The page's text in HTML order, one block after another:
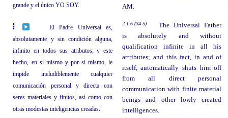
grande y el único YO SOY.
AM.
El Padre Universal es,
absolutamente y sin condición alguna,
infinito en todos sus atributos; y este
hecho, en sí mismo y por sí mismo, le
impide ineludiblemente cualquier
comunicación personal y directa con
seres materiales y finitos, así como con
otras modestas inteligencias creadas.
2:1.6 (34.5)
The Universal Father
is absolutely and without
qualification infinite in all his
attributes; and this fact, in and of
itself, automatically shuts him off
from all direct personal
communication with finite material
beings and other lowly created
intelligences.